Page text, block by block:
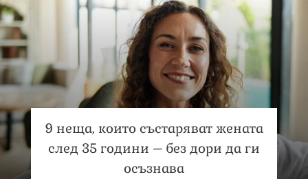
9 неща, които състаряват жената
след 35 години – без дори да ги
осъзнава